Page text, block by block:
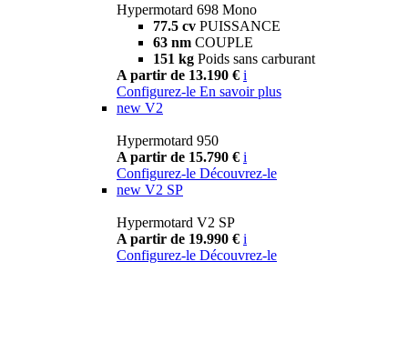
Hypermotard 698 Mono
77.5 cv PUISSANCE
63 nm COUPLE
151 kg Poids sans carburant
A partir de 13.190 € i
Configurez-le En savoir plus
new V2
Hypermotard 950
A partir de 15.790 € i
Configurez-le Découvrez-le
new V2 SP
Hypermotard V2 SP
A partir de 19.990 € i
Configurez-le Découvrez-le